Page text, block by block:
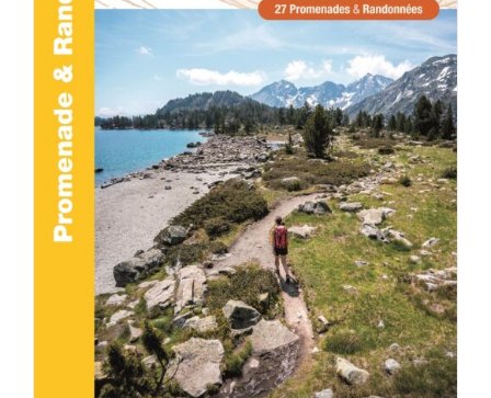
ACHETER LE PRODUIT / DÉTAILS